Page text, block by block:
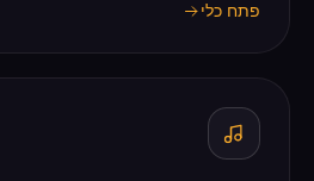
פתח כלי